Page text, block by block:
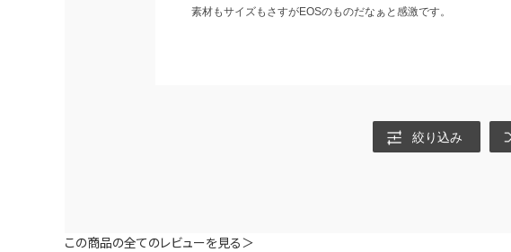
素材もサイズもさすがEOSのものだなぁと感激です。
絞り込み
この商品の全てのレビューを見る＞